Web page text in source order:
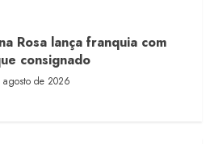
Rosa lança franquia com
consignado
de 2026